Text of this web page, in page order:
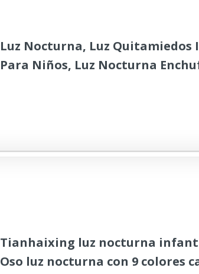
Luz Nocturna, Luz Quitamiedos
Para Niños, Luz Nocturna
Tianhaixing luz nocturna
Oso luz nocturna con 9 colores